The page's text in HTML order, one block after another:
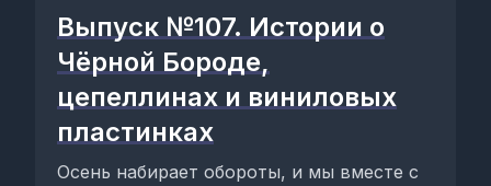
Выпуск №107. Истории о
Чёрной Бороде,
цепеллинах и виниловых
пластинках
Осень набирает обороты, и мы вместе с